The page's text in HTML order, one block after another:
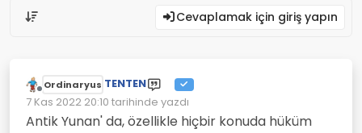
Cevaplamak için giriş yapın
Çevrimdışı
Ordinaryus TENTEN
7 Kas 2022 20:10 tarihinde yazdı
Son düzenleyen:
Antik Yunan' da, özellikle hiçbir konuda hüküm